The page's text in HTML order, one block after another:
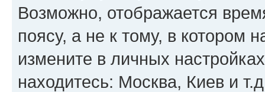
Возможно, отображается
поясу, а не к тому, в котором
измените в личных
находитесь: Москва, Киев и